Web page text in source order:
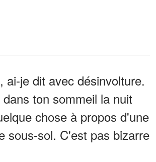
ai-je dit avec désinvolture.
ton sommeil la nuit
chose à propos d'une
sous-sol. C'est pas bizarre